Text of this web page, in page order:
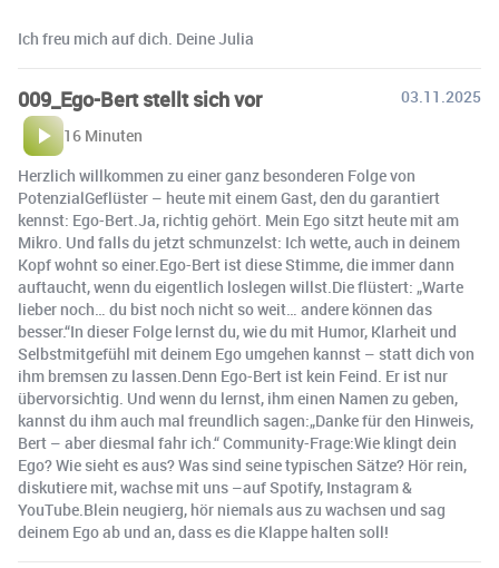
Ich freu mich auf dich. Deine Julia
009_Ego-Bert stellt sich vor
03.11.2025
16 Minuten
Herzlich willkommen zu einer ganz besonderen Folge von
PotenzialGeflüster – heute mit einem Gast, den du garantiert
kennst: Ego-Bert.Ja, richtig gehört. Mein Ego sitzt heute mit am
Mikro. Und falls du jetzt schmunzelst: Ich wette, auch in deinem
Kopf wohnt so einer.Ego-Bert ist diese Stimme, die immer dann
auftaucht, wenn du eigentlich loslegen willst.Die flüstert: „Warte
lieber noch… du bist noch nicht so weit… andere können das
besser.“In dieser Folge lernst du, wie du mit Humor, Klarheit und
Selbstmitgefühl mit deinem Ego umgehen kannst – statt dich von
ihm bremsen zu lassen.Denn Ego-Bert ist kein Feind. Er ist nur
übervorsichtig. Und wenn du lernst, ihm einen Namen zu geben,
kannst du ihm auch mal freundlich sagen:„Danke für den Hinweis,
Bert – aber diesmal fahr ich.“ Community-Frage:Wie klingt dein
Ego? Wie sieht es aus? Was sind seine typischen Sätze? Hör rein,
diskutiere mit, wachse mit uns –auf Spotify, Instagram &
YouTube.⁠⁠Blein neugierg, hör niemals aus zu wachsen und sag
deinem Ego ab und an, dass es die Klappe halten soll!